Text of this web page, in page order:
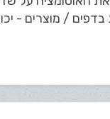
בדפים / מוצרים -